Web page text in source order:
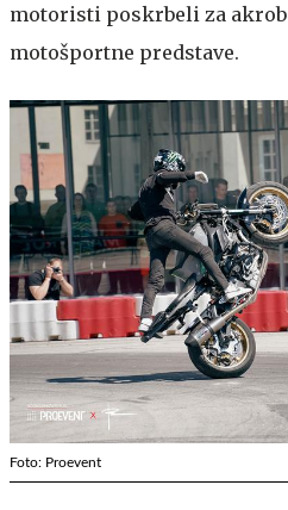
motoristi poskrbeli za
motošportne predstave.
Foto: Proevent